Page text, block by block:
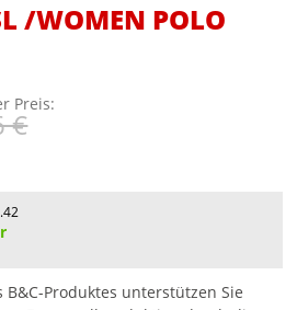
/WOMEN POLO
Preis:
€
Produktes unterstützen Sie